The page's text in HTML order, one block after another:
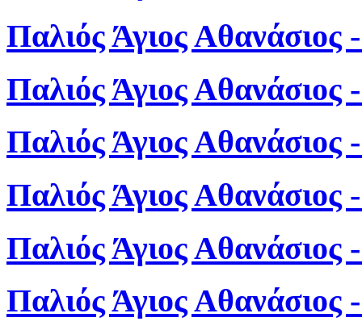
Παλιός Άγιος Αθανάσιος
Παλιός Άγιος Αθανάσιος
Παλιός Άγιος Αθανάσιος
Παλιός Άγιος Αθανάσιος
Παλιός Άγιος Αθανάσιος
Παλιός Άγιος